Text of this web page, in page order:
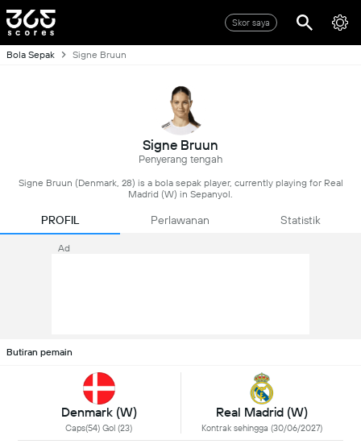
Skor saya
Bola Sepak Signe Bruun
Signe Bruun
Penyerang tengah
Signe Bruun (Denmark, 28) is a bola sepak player, currently playing for Real
Madrid (W) in Sepanyol.
PROFIL Perlawanan Statistik
Ad
Butiran pemain
Denmark (W)
Caps(54) Gol (23)
Real Madrid (W)
Kontrak sehingga (30/06/2027)